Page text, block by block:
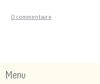
0 commentaire
Menu